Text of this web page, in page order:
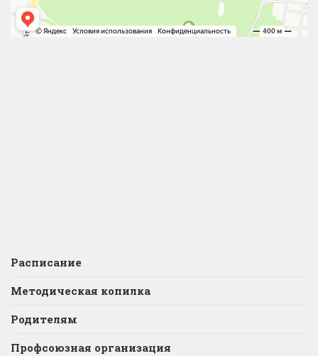
Расписание
Методическая копилка
Родителям
Профсоюзная организация